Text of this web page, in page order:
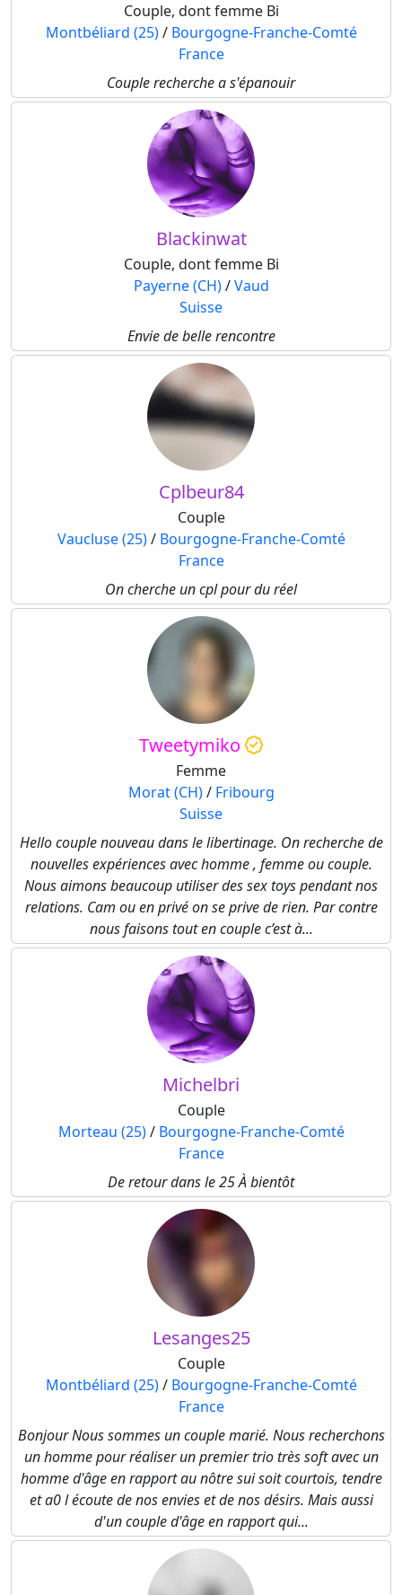
Couple, dont femme Bi
Montbéliard (25)/ Bourgogne-Franche-Comté
France
Couple recherche a s'épanouir
Blackinwat
Couple, dont femme Bi
Payerne (CH)/Vaud
Suisse
Envie de belle rencontre
Cplbeur84
Couple
Vaucluse (25)/ Bourgogne-Franche-Comté
France
On cherche un cpl pour du réel
Tweetymiko
Femme
Morat (CH)/ Fribourg
Suisse
Hello couple nouveau dans le libertinage. On recherche de
nouvelles expériences avec homme , femme ou couple.
Nous aimons beaucoup utiliser des sex toys pendant nos
relations. Cam ou en privé on se prive de rien. Par contre
nous faisons tout en couple c’est à...
Michelbri
Couple
Morteau (25)/ Bourgogne-Franche-Comté
France
De retour dans le 25 À bientôt
Lesanges25
Couple
Montbéliard (25)/ Bourgogne-Franche-Comté
France
Bonjour Nous sommes un couple marié. Nous recherchons
un homme pour réaliser un premier trio très soft avec un
homme d'âge en rapport au nôtre sui soit courtois, tendre
et a0 l écoute de nos envies et de nos désirs. Mais aussi
d'un couple d'âge en rapport qui...